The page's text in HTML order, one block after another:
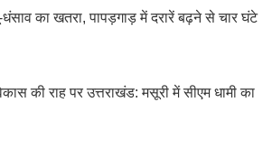
धंसाव का खतरा, पापड़गाड़ में दरारें बढ़ने से चार घंटे
की राह पर उत्तराखंड: मसूरी में सीएम धामी का